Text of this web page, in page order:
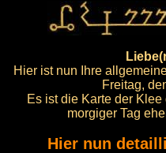
Hier ist nun Ihre
Freitag,
Es ist die Karte der
morgiger Tag
Hier nun